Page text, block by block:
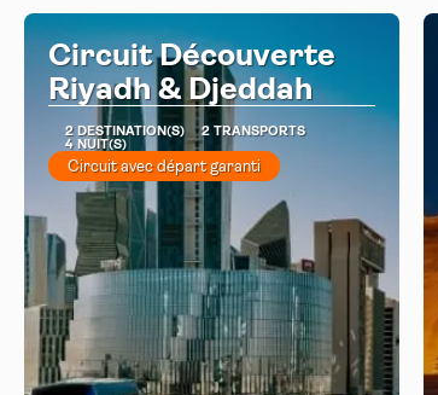
Circuit Découverte
Riyadh & Djeddah
2 DESTINATION(S)
2 TRANSPORTS
4 NUIT(S)
Circuit avec départ garanti